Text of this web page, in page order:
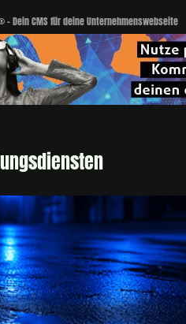
- Dein CMS für deine Unternehmenswebseite